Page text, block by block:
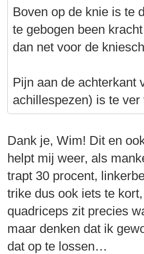
Boven op de knie is te
te gebogen been
dan net voor de
Pijn aan de achterkant
achillespezen) is te ver
Dank je, Wim! Dit en
helpt mij weer, als
trapt 30 procent,
trike dus ook iets te
quadriceps zit precies
maar denken dat ik
dat op te lossen…